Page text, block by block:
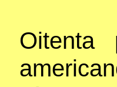
Oitenta